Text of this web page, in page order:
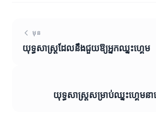
មុន
យុទ្ធសាស្ត្រ​ដែល​នឹង​ជួយឱ្យអ្នកឈ្នះហ្គេម
យុទ្ធសាស្ត្រសម្រាប់ឈ្នះហ្គេមន